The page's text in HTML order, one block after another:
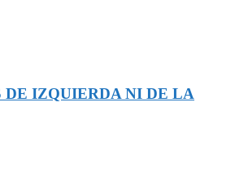
DE IZQUIERDA NI DE LA